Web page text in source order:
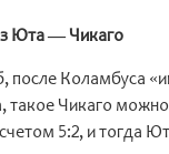
Юта — Чикаго
после Коламбуса
такое Чикаго
5:2, и тогда